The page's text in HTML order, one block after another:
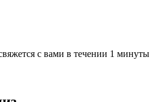
с вами в течении 1 минуты